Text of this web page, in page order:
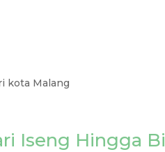
kota Malang
Iseng Hingga